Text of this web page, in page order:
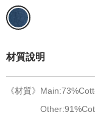
材質說明
《材質》